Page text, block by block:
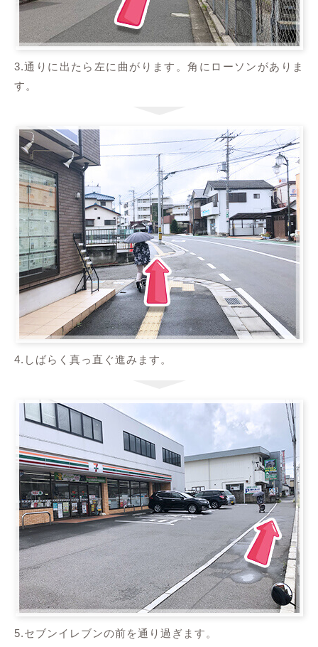
3.通りに出たら左に曲がります。角にローソンがありま
す。
4.しばらく真っ直ぐ進みます。
5.セブンイレブンの前を通り過ぎます。